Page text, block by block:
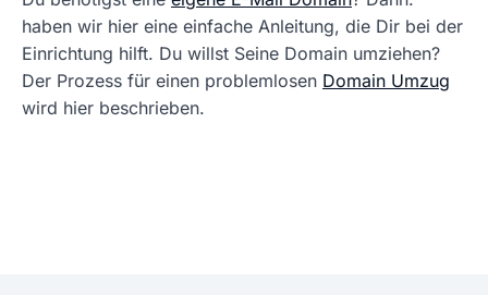
haben wir hier eine einfache Anleitung, die Dir bei der
Einrichtung hilft. Du willst Seine Domain umziehen?
Der Prozess für einen problemlosen Domain Umzug
wird hier beschrieben.